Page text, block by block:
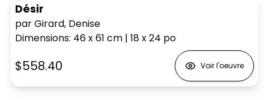
Désir
par Girard, Denise
Dimensions: 46 x 61 cm | 18 x 24 po
$558.40 Voir l'oeuvre